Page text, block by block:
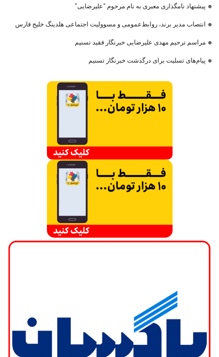
پیشنهاد نامگذاری معبری به نام مرحوم “علیرضایی”
انتصاب مدیر برند، روابط‌عمومی و مسوولیت اجتماعی هلدینگ خلیج فارس
مراسم ترحیم مهدی علیرضایی خبرنگار فقید تسنیم
پیام‌های تسلیت برای درگذشت خبرنگار تسنیم